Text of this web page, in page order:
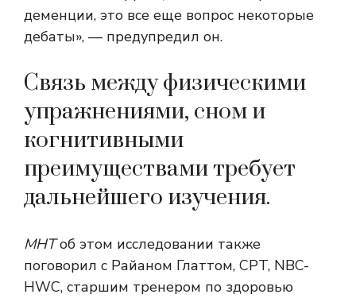
деменции, это все еще вопрос некоторые
дебаты», — предупредил он.
Связь между физическими
упражнениями, сном и
когнитивными
преимуществами требует
дальнейшего изучения.
МНТоб этом исследовании также
поговорил с Райаном Глаттом, CPT, NBC-
HWC, старшим тренером по здоровью